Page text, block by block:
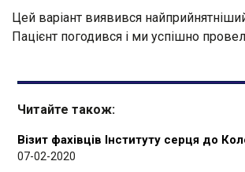
Цей варіант виявився
Пацієнт погодився і ми успішно
Читайте також:
Візит фахівців Інституту серця до
07-02-2020